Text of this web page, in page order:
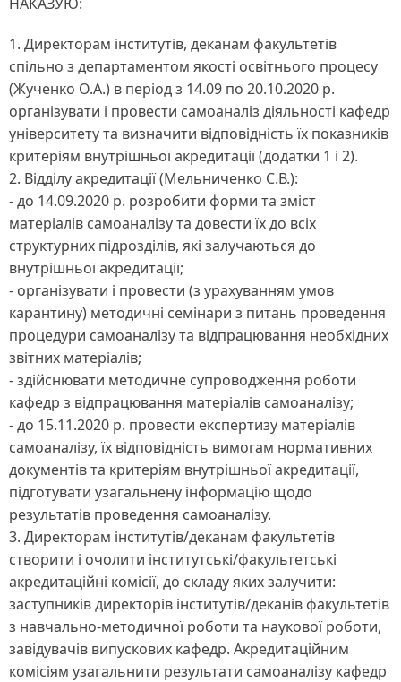
1. Директорам інститутів, деканам факультетів
спільно з департаментом якості освітнього процесу
(Жученко О.А.) в період з 14.09 по 20.10.2020 р.
організувати і провести самоаналіз діяльності кафедр
університету та визначити відповідність їх показників
критеріям внутрішньої акредитації (додатки 1 і 2).
2. Відділу акредитації (Мельниченко С.В.):
- до 14.09.2020 р. розробити форми та зміст
матеріалів самоаналізу та довести їх до всіх
структурних підрозділів, які залучаються до
внутрішньої акредитації;
- організувати і провести (з урахуванням умов
карантину) методичні семінари з питань проведення
процедури самоаналізу та відпрацювання необхідних
звітних матеріалів;
- здійснювати методичне супроводження роботи
кафедр з відпрацювання матеріалів самоаналізу;
- до 15.11.2020 р. провести експертизу матеріалів
самоаналізу, їх відповідність вимогам нормативних
документів та критеріям внутрішньої акредитації,
підготувати узагальнену інформацію щодо
результатів проведення самоаналізу.
3. Директорам інститутів/деканам факультетів
створити і очолити інститутські/факультетські
акредитаційні комісії, до складу яких залучити:
заступників директорів інститутів/деканів факультетів
з навчально-методичної роботи та наукової роботи,
завідувачів випускових кафедр. Акредитаційним
комісіям узагальнити результати самоаналізу кафедр